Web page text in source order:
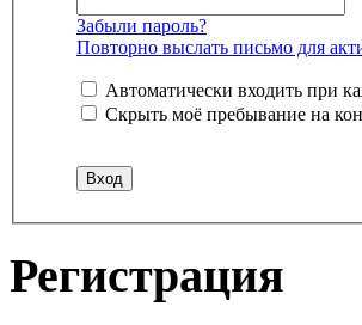
Забыли пароль?
Повторно выслать письмо для
Автоматически входить при
Скрыть моё пребывание на
Регистрация